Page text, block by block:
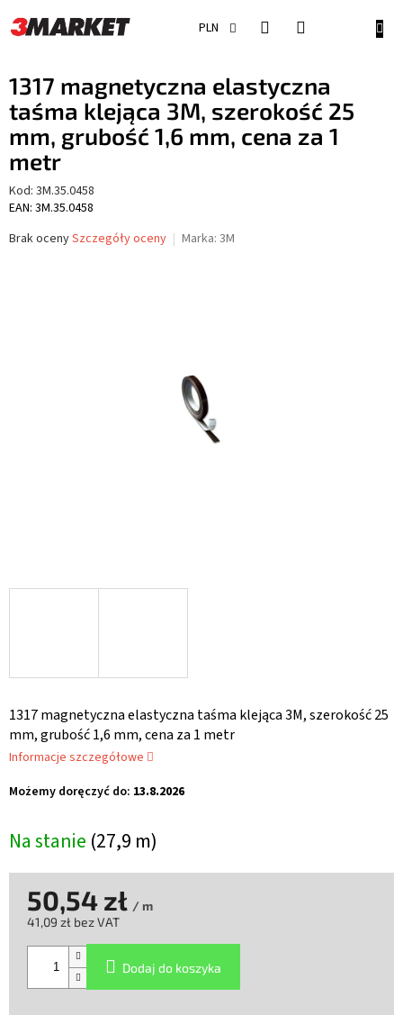
do
treści
PLN
1317 magnetyczna elastyczna
taśma klejąca 3M, szerokość 25
mm, grubość 1,6 mm, cena za 1
metr
Kod: 3M.35.0458
EAN: 3M.35.0458
Średnia
Brak ocenySzczegóły oceny Marka: 3M
Na stanie (27,9 m)
Możemy doręczyć do: 13.8.2026
1317 magnetyczna elastyczna taśma klejąca 3M, szerokość 25
mm, grubość 1,6 mm, cena za 1 metr
Informacje szczegółowe
50,54 zł / m
41,09 zł bez VAT
jednostkowa:
Dodaj do koszyka